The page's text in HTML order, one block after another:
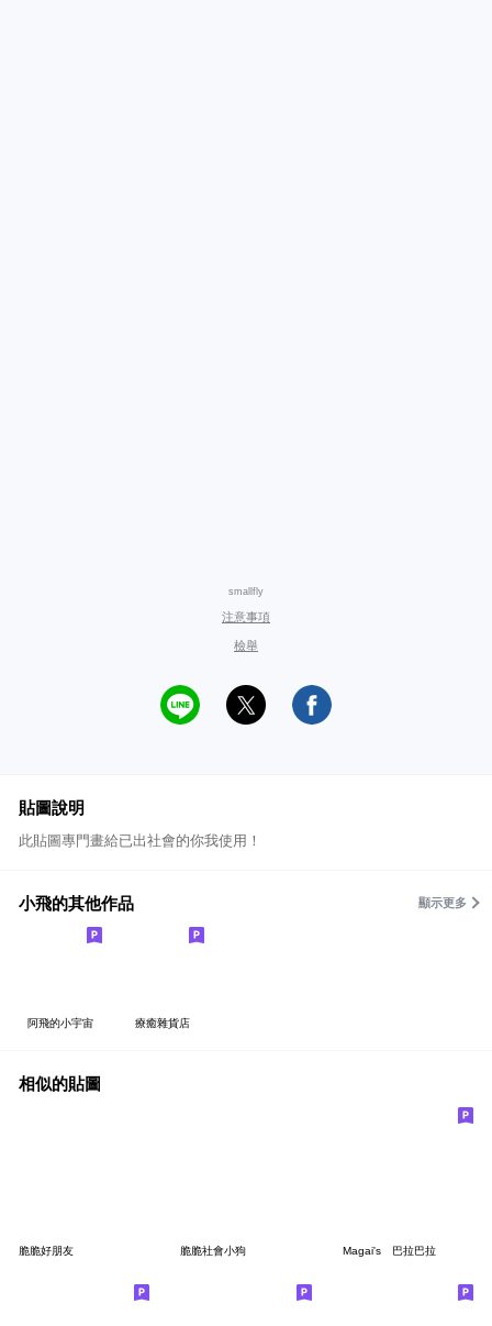
smallfly
注意事項
檢舉
貼圖說明
此貼圖專門畫給已出社會的你我使用！
小飛的其他作品 顯示更多
阿飛的小宇宙 療癒雜貨店
相似的貼圖
脆脆好朋友 脆脆社會小狗 Magai's 巴拉巴拉